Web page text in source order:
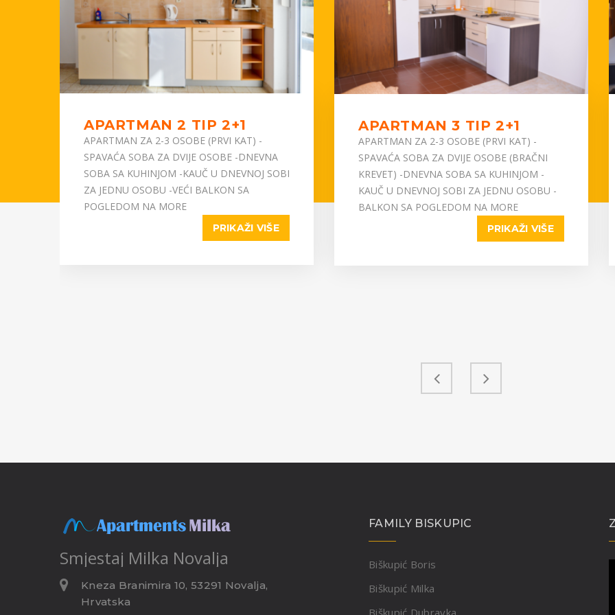
APARTMAN 2 TIP 2+1
APARTMAN ZA 2-3 OSOBE (PRVI KAT) -
SPAVAĆA SOBA ZA DVIJE OSOBE -DNEVNA
SOBA SA KUHINJOM -KAUČ U DNEVNOJ SOBI
ZA JEDNU OSOBU -VEĆI BALKON SA
POGLEDOM NA MORE
PRIKAŽI VIŠE
APARTMAN 3 TIP 2+1
APARTMAN ZA 2-3 OSOBE (PRVI KAT) -
SPAVAĆA SOBA ZA DVIJE OSOBE (BRAČNI
KREVET) -DNEVNA SOBA SA KUHINJOM -
KAUČ U DNEVNOJ SOBI ZA JEDNU OSOBU -
BALKON SA POGLEDOM NA MORE
PRIKAŽI VIŠE
Smjestaj Milka Novalja
Kneza Branimira 10, 53291 Novalja,
Hrvatska
FAMILY BISKUPIC
Biškupić Boris
Biškupić Milka
Biškupić Dubravka